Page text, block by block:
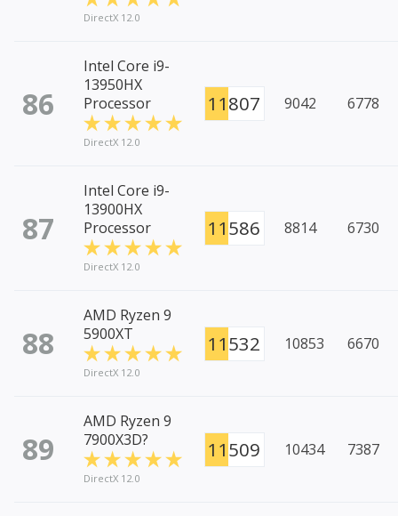
DirectX 12.0
86
Intel Core i9-
13950HX
Processor
DirectX 12.0
11807 9042 6778
87
Intel Core i9-
13900HX
Processor
DirectX 12.0
11586 8814 6730
88
AMD Ryzen 9
5900XT
DirectX 12.0
11532 10853 6670
89
AMD Ryzen 9
7900X3D?
DirectX 12.0
11509 10434 7387